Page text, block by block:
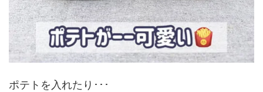
ポテトを入れたり･･･